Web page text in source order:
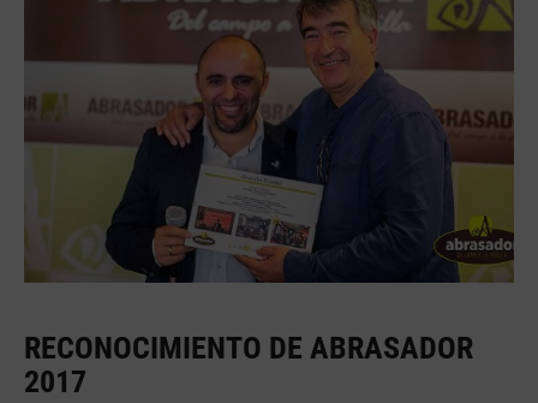
RECONOCIMIENTO DE ABRASADOR
2017